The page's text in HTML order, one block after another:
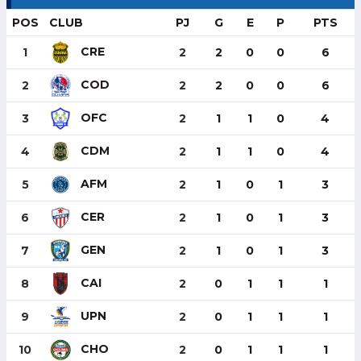
POS CLUB PJ G E P PTS
1 CRE 2 2 0 0 6
2 COD 2 2 0 0 6
3 OFC 2 1 1 0 4
4 CDM 2 1 1 0 4
5 AFM 2 1 0 1 3
6 CER 2 1 0 1 3
7 GEN 2 1 0 1 3
8 CAI 2 0 1 1 1
9 UPN 2 0 1 1 1
10 CHO 2 0 1 1 1